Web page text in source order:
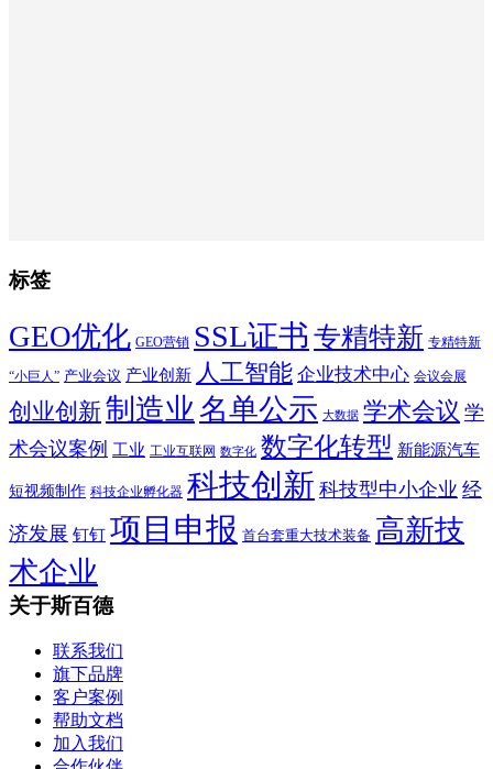
标签
GEO优化 GEO营销 SSL证书 专精特新 专精特新
“小巨人” 产业会议 产业创新 人工智能 企业技术中心 会议会展
创业创新制造业 名单公示 大数据 学术会议 学
术会议案例 工业 工业互联网 数字化 数字化转型 新能源汽车
短视频制作 科技企业孵化器 科技创新 科技型中小企业 经
济发展 钉钉 项目申报 首台套重大技术装备 高新技
术企业
关于斯百德
联系我们
旗下品牌
客户案例
帮助文档
加入我们